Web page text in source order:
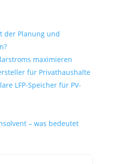
der Planung und
maximieren
für Privathaushalte
LFP-Speicher für PV-
– was bedeutet